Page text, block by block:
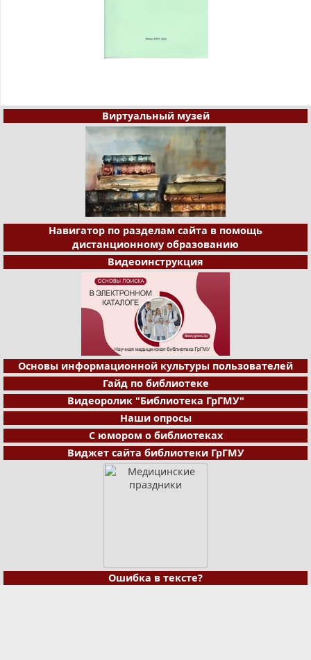
Виртуальный музей
Навигатор по разделам сайта в помощь
дистанционному образованию
Видеоинструкция
Основы информационной культуры пользователей
Гайд по библиотеке
Видеоролик "Библиотека ГрГМУ"
Наши опросы
С юмором о библиотеках
Виджет сайта библиотеки ГрГМУ
Ошибка в тексте?